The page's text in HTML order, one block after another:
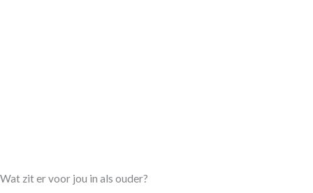
Wat zit er voor jou in als ouder?